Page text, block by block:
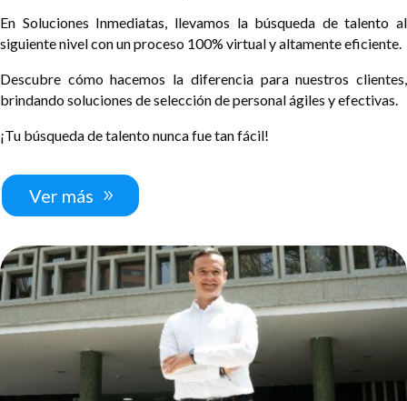
En Soluciones Inmediatas, llevamos la búsqueda de talento al
siguiente nivel con un proceso 100% virtual y altamente eficiente.
Descubre cómo hacemos la diferencia para nuestros clientes,
brindando soluciones de selección de personal ágiles y efectivas.
¡Tu búsqueda de talento nunca fue tan fácil!
Ver más